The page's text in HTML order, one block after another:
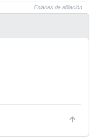
Enlaces de afiliación